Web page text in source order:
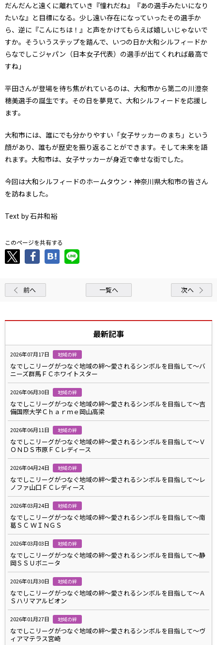
だんだんと遠くに離れていき『憧れだね』『あの選手みたいになり
たいな』と目標になる。少し遠い存在になっていったその選手か
ら、逆に『こんにちは！』と声をかけてもらえば嬉しいじゃないで
すか。そういうステップを踏んで、いつの日か大和シルフィードか
らなでしこジャパン（日本女子代表）の選手が出てくれれば最高で
すね」
平田さんが登場を待ち焦がれているのは、大和市から第二の川澄奈
穂美選手の誕生です。その日を夢見て、大和シルフィードを応援し
ます。
大和市には、誰にでも分かりやすい「女子サッカーのまち」という
顔があり、誰もが歴史を振り返ることができます。そして未来を語
れます。大和市は、女子サッカーが身近で幸せな街でした。
今回は大和シルフィードのホームタウン・神奈川県大和市の皆さん
を訪ねました。
Text by 石井和裕
このページを共有する
前へ 一覧へ 次へ
最新記事
2026年07月17日 地域の絆
なでしこリーグがつなぐ地域の絆～愛されるシンボルを目指して～バ
ニーズ群馬ＦＣホワイトスター
2026年06月30日 地域の絆
なでしこリーグがつなぐ地域の絆～愛されるシンボルを目指して～吉
備国際大学Ｃｈａｒｍｅ岡山高梁
2026年06月11日 地域の絆
なでしこリーグがつなぐ地域の絆～愛されるシンボルを目指して～Ｖ
ＯＮＤＳ市原ＦＣレディース
2026年04月24日 地域の絆
なでしこリーグがつなぐ地域の絆～愛されるシンボルを目指して～レ
ノファ山口ＦＣレディース
2026年03月24日 地域の絆
なでしこリーグがつなぐ地域の絆～愛されるシンボルを目指して～南
葛ＳＣ ＷＩＮＧＳ
2026年03月03日 地域の絆
なでしこリーグがつなぐ地域の絆～愛されるシンボルを目指して～静
岡ＳＳＵボニータ
2026年01月30日 地域の絆
なでしこリーグがつなぐ地域の絆～愛されるシンボルを目指して～Ａ
Ｓハリマアルビオン
2026年01月27日 地域の絆
なでしこリーグがつなぐ地域の絆～愛されるシンボルを目指して～ヴ
ィアマテラス宮崎